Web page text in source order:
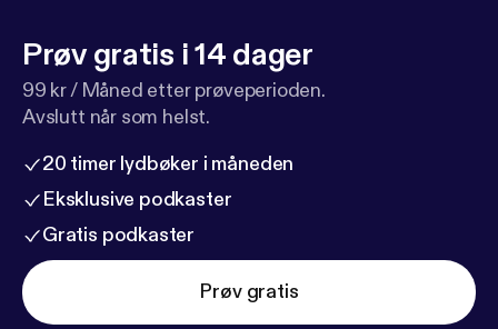
Prøv gratis i 14 dager
99 kr / Måned etter prøveperioden.
Avslutt når som helst.
20 timer lydbøker i måneden
Eksklusive podkaster
Gratis podkaster
Prøv gratis